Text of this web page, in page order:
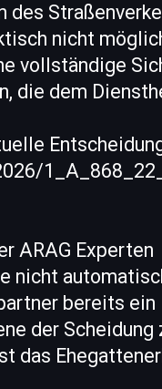
nicht
vollständige
die dem
ARAG Experten
nicht
bereits ein
der
das